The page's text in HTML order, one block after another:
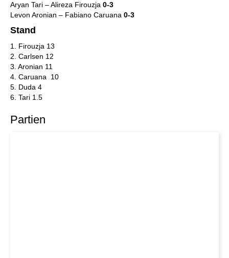
Aryan Tari – Alireza Firouzja 0-3
Levon Aronian – Fabiano Caruana 0-3
Stand
1. Firouzja 13
2. Carlsen 12
3. Aronian 11
4. Caruana 10
5. Duda 4
6. Tari 1.5
Partien